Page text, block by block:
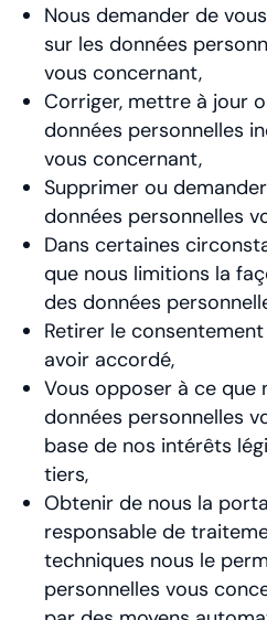
Nous demander de
sur les données
vous concernant,
Corriger, mettre à jour
données personnelles
vous concernant,
Supprimer ou
données personnelles
Dans certaines
que nous limitions la
des données
Retirer le
avoir accordé,
Vous opposer à ce que
données personnelles
base de nos intérêts
tiers,
Obtenir de nous la
responsable de
techniques nous le
personnelles vous